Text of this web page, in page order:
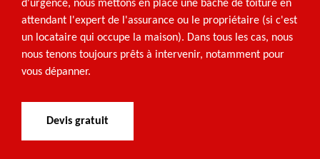
d'urgence, nous mettons en place une bâche de toiture en
attendant l'expert de l'assurance ou le propriétaire (si c'est
un locataire qui occupe la maison). Dans tous les cas, nous
nous tenons toujours prêts à intervenir, notamment pour
vous dépanner.
Devis gratuit